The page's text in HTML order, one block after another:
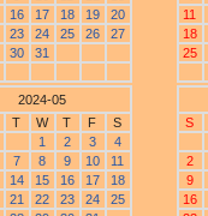
16 17 18 19
20
23 24 25 26
27
30 31
11
18
25
2024-05
T W T F
S
1
2 3
4
7 8 9 10
11
14 15 16 17
18
21 22 23 24
25
S
2
9
16